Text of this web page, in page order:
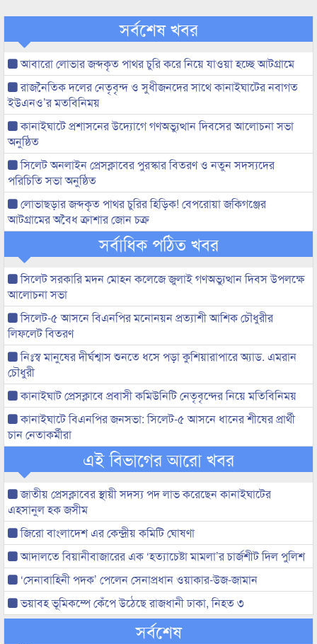
সর্বশেষ খবর
আবারো লোভার জব্দকৃত পাথর চুরি করে নিয়ে যাওয়া হচ্ছে আটগ্রামে
রাজনৈতিক দলের নেতৃবৃন্দ ও সুধীজনদের সাথে কানাইঘাটের নবাগত
ইউএনও’র মতবিনিময়
কানাইঘাটে প্রশাসনের উদ্যোগে গণঅভ্যুত্থান দিবসের আলোচনা সভা
অনুষ্ঠিত
সিলেট অনলাইন প্রেসক্লাবের পুরস্কার বিতরণ ও নতুন সদস্যদের
পরিচিতি সভা অনুষ্ঠিত
লোভাছড়ার জব্দকৃত পাথর চুরির হিড়িক! বেপরোয়া জকিগঞ্জের
আটগ্রামের অবৈধ ক্রাশার জোন চক্র
সর্বাধিক পঠিত খবর
সিলেট সরকারি মদন মোহন কলেজে জুলাই গণঅভ্যুত্থান দিবস উপলক্ষে
আলোচনা সভা
সিলেট-৫ আসনে বিএনপির মনোনয়ন প্রত্যাশী আশিক চৌধুরীর
লিফলেট বিতরণ
নিঃস্ব মানুষের দীর্ঘশ্বাস শুনতে ধসে পড়া কুশিয়ারাপারে অ্যাড. এমরান
চৌধুরী
কানাইঘাট প্রেসক্লাবে প্রবাসী কমিউনিটি নেতৃবৃন্দের নিয়ে মতিবিনিময়
কানাইঘাটে বিএনপির জনসভা: সিলেট-৫ আসনে ধানের শীষের প্রার্থী
চান নেতাকর্মীরা
এই বিভাগের আরো খবর
জাতীয় প্রেসক্লাবের স্থায়ী সদস্য পদ লাভ করেছেন কানাইঘাটের
এহসানুল হক জসীম
জিরো বাংলাদেশ এর কেন্দ্রীয় কমিটি ঘোষণা
আদালতে বিয়ানীবাজারের এক ‘হত্যাচেষ্টা মামলা’র চার্জশীট দিল পুলিশ
‘সেনাবাহিনী পদক’ পেলেন সেনাপ্রধান ওয়াকার-উজ-জামান
ভয়াবহ ভূমিকম্পে কেঁপে উঠেছে রাজধানী ঢাকা, নিহত ৩
সর্বশেষ